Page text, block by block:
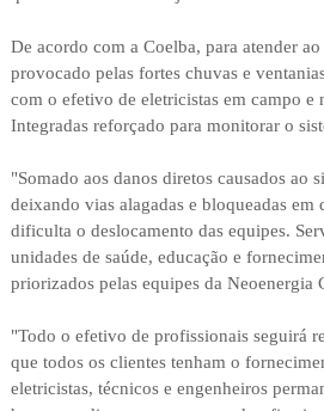
De acordo com a Coelba, para atender
provocado pelas fortes chuvas e
com o efetivo de eletricistas em campo e
Integradas reforçado para monitorar o
"Somado aos danos diretos causados ao
deixando vias alagadas e bloqueadas
dificulta o deslocamento das equipes.
unidades de saúde, educação e
priorizados pelas equipes da Neoenergia
"Todo o efetivo de profissionais seguirá
que todos os clientes tenham o
eletricistas, técnicos e engenheiros